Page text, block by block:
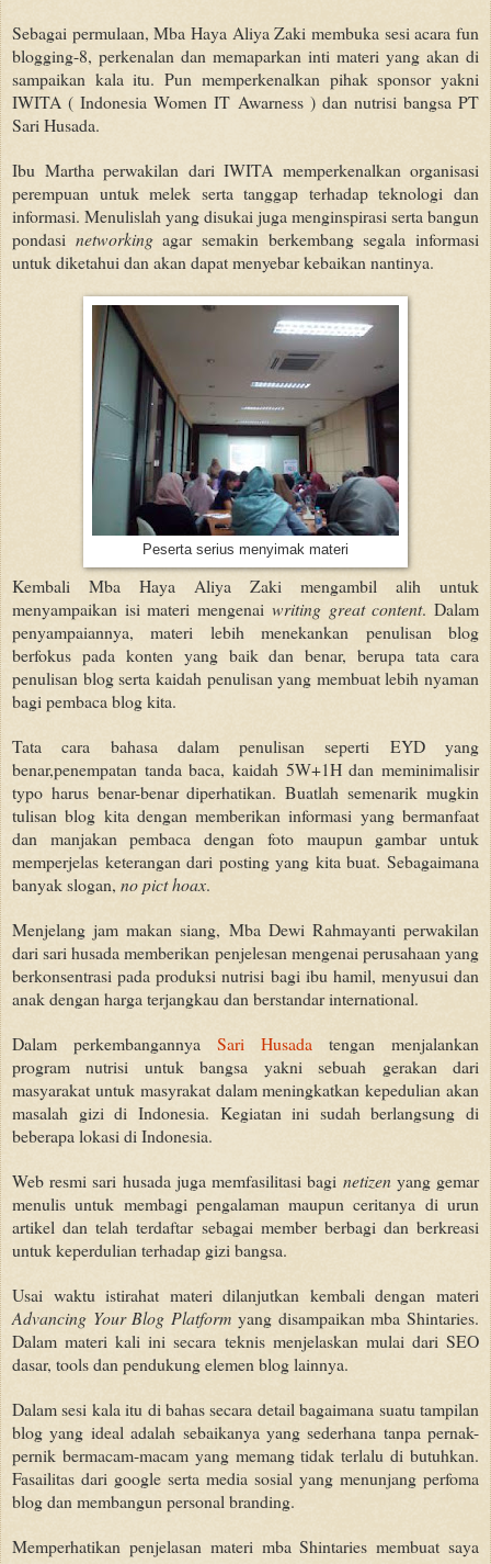
Sebagai permulaan, Mba Haya Aliya Zaki membuka sesi acara fun
blogging-8, perkenalan dan memaparkan inti materi yang akan di
sampaikan kala itu. Pun memperkenalkan pihak sponsor yakni
IWITA ( Indonesia Women IT Awarness ) dan nutrisi bangsa PT
Sari Husada.
Ibu Martha perwakilan dari IWITA memperkenalkan organisasi
perempuan untuk melek serta tanggap terhadap teknologi dan
informasi. Menulislah yang disukai juga menginspirasi serta bangun
pondasi networkingagar semakin berkembang segala informasi
untuk diketahui dan akan dapat menyebar kebaikan nantinya.
Peserta serius menyimak materi
Kembali Mba Haya Aliya Zaki mengambil alih untuk
menyampaikan isi materi mengenai writing great content. Dalam
penyampaiannya, materi lebih menekankan penulisan blog
berfokus pada konten yang baik dan benar, berupa tata cara
penulisan blog serta kaidah penulisan yang membuat lebih nyaman
bagi pembaca blog kita.
Tata cara bahasa dalam penulisan seperti EYD yang
benar,penempatan tanda baca, kaidah 5W+1H dan meminimalisir
typo harus benar-benar diperhatikan. Buatlah semenarik mugkin
tulisan blog kita dengan memberikan informasi yang bermanfaat
dan manjakan pembaca dengan foto maupun gambar untuk
memperjelas keterangan dari posting yang kita buat. Sebagaimana
banyak slogan, no pict hoax.
Menjelang jam makan siang, Mba Dewi Rahmayanti perwakilan
dari sari husada memberikan penjelesan mengenai perusahaan yang
berkonsentrasi pada produksi nutrisi bagi ibu hamil, menyusui dan
anak dengan harga terjangkau dan berstandar international.
Dalam perkembangannya Sari Husada tengan menjalankan
program nutrisi untuk bangsa yakni sebuah gerakan dari
masyarakat untuk masyrakat dalam meningkatkan kepedulian akan
masalah gizi di Indonesia. Kegiatan ini sudah berlangsung di
beberapa lokasi di Indonesia.
Web resmi sari husada juga memfasilitasi bagi netizenyang gemar
menulis untuk membagi pengalaman maupun ceritanya di urun
artikel dan telah terdaftar sebagai member berbagi dan berkreasi
untuk keperdulian terhadap gizi bangsa.
Usai waktu istirahat materi dilanjutkan kembali dengan materi
Advancing Your Blog Platform yang disampaikan mba Shintaries.
Dalam materi kali ini secara teknis menjelaskan mulai dari SEO
dasar, tools dan pendukung elemen blog lainnya.
Dalam sesi kala itu di bahas secara detail bagaimana suatu tampilan
blog yang ideal adalah sebaikanya yang sederhana tanpa pernak-
pernik bermacam-macam yang memang tidak terlalu di butuhkan.
Fasailitas dari google serta media sosial yang menunjang perfoma
blog dan membangun personal branding.
Memperhatikan penjelasan materi mba Shintaries membuat saya